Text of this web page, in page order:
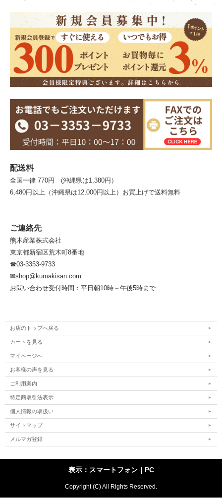
配送料
全国一律 770円 (沖縄県は1,380円）
6,480円以上（沖縄県は12,000円以上）お買上げで送料無料
ご連絡先
熊木産業株式会社
東京都新宿区荒木町8番地
☎03-3353-9733
✉shop@kumakisan.com
お問い合わせ受付時間：平日朝10時～午後5時まで
お店のトップへ戻る
カートを見る
マイページへ
お客様の声を見る
ご利用案内
特定商取引法表示
個人情報の取扱い
サイトマップ
メルマガ登録
表示：スマートフォン｜ PC
Copyright (C) All Rights Reserved.